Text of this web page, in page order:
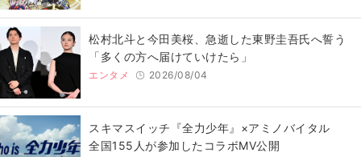
松村北斗と今田美桜、急逝した東野圭吾氏へ誓う
「多くの方へ届けていけたら」
エンタメ 2026/08/04
スキマスイッチ『全力少年』×アミノバイタル
全国155人が参加したコラボMV公開